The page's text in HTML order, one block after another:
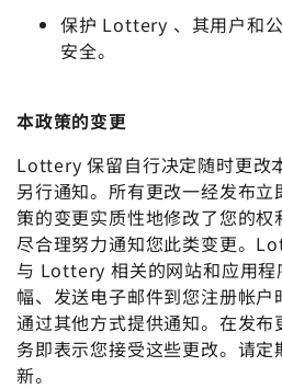
保护 Lottery 、其用户和
安全。
本政策的变更
Lottery 保留自行决定随时更改
另行通知。所有更改一经发布
策的变更实质性地修改了您的
尽合理努力通知您此类变更。
与 Lottery 相关的网站和应用程
幅、发送电子邮件到您注册帐
通过其他方式提供通知。在发布
务即表示您接受这些更改。请
新。